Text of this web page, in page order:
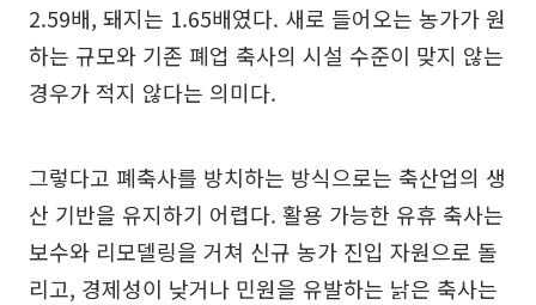
2.59배, 돼지는 1.65배였다. 새로 들어오는 농가가 원
하는 규모와 기존 폐업 축사의 시설 수준이 맞지 않는
경우가 적지 않다는 의미다.
그렇다고 폐축사를 방치하는 방식으로는 축산업의 생
산 기반을 유지하기 어렵다. 활용 가능한 유휴 축사는
보수와 리모델링을 거쳐 신규 농가 진입 자원으로 돌
리고, 경제성이 낮거나 민원을 유발하는 낡은 축사는